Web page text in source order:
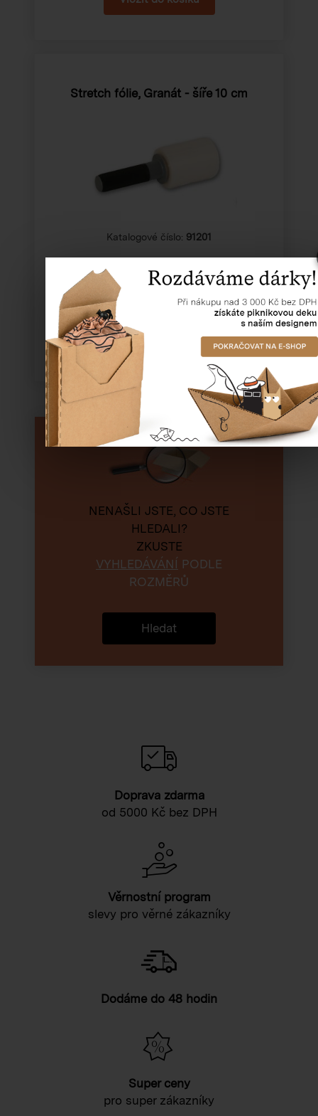
Stretch fólie, Granát - šíře 10 cm
Katalogové číslo: 91201
Cena od
38,72 Kč
NENAŠLI JSTE, CO JSTE
HLEDALI?
ZKUSTE
VYHLEDÁVÁNÍ PODLE
ROZMĚRŮ
Hledat
Doprava zdarma
od 5000 Kč bez DPH
Věrnostní program
slevy pro věrné zákazníky
Dodáme do 48 hodin
Super ceny
pro super zákazníky